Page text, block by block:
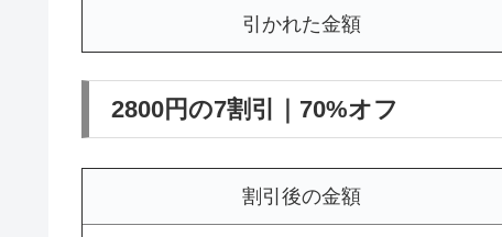
引かれた金額
2800円の7割引｜70%オフ
割引後の金額